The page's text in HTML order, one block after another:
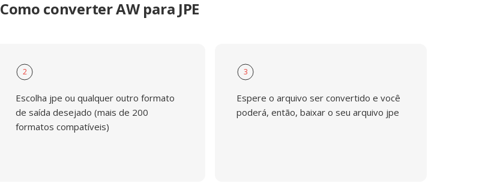
Como converter AW para JPE
2
Escolha jpe ou qualquer outro formato
de saída desejado (mais de 200
formatos compatíveis)
3
Espere o arquivo ser convertido e você
poderá, então, baixar o seu arquivo jpe